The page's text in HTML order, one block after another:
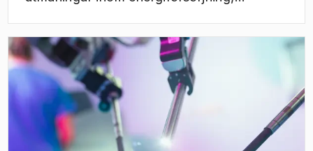
städer, datakommunikation och mycket
mer. Du är dessutom med och driver
utvecklingen mot ett hållbart samhälle och
arbetar för att underlätta vardagen för
människor världen över.